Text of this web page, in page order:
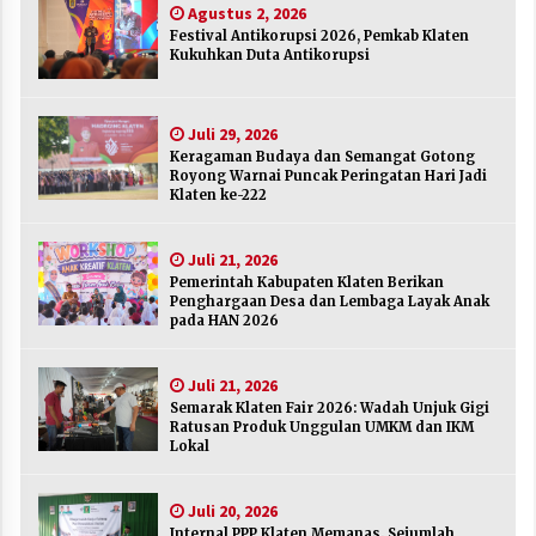
Agustus 2, 2026
Juli 29, 2026
Pemerintah Kabupaten Klaten Berikan
Juli 21, 2026
Semarak Klaten Fair 2026: Wadah Unjuk Gigi
Ratusan Produk Unggulan UMKM dan IKM
Internal PPP Klaten Memanas, Sejumlah Ketua
PAC Nyatakan Mundur Massal
Merayakan Sekolah sebagai Rumah Kedua
Agustus 2, 2026
Festival Antikorupsi 2026, Pemkab Klaten
Kukuhkan Duta Antikorupsi
Juli 29, 2026
Keragaman Budaya dan Semangat Gotong
Royong Warnai Puncak Peringatan Hari Jadi
Klaten ke-222
Juli 21, 2026
Pemerintah Kabupaten Klaten Berikan
Penghargaan Desa dan Lembaga Layak Anak
pada HAN 2026
Juli 21, 2026
Semarak Klaten Fair 2026: Wadah Unjuk Gigi
Ratusan Produk Unggulan UMKM dan IKM
Lokal
Juli 20, 2026